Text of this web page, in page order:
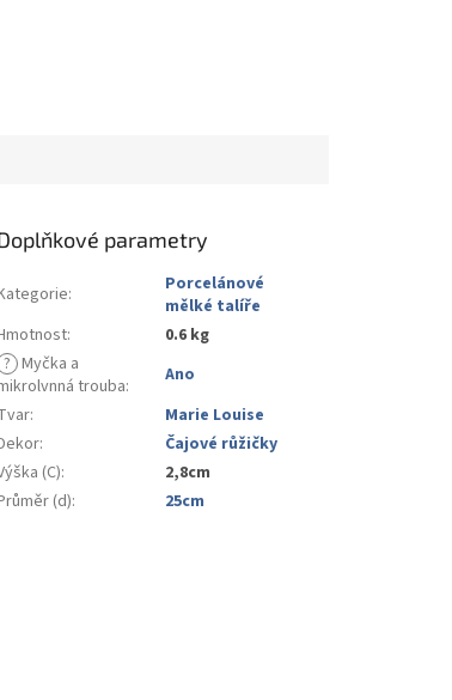
parametry
:
Porcelánové
mělké talíře
:
0.6 kg
? Myčka a
trouba:
Ano
:
Marie Louise
:
Čajové růžičky
(C):
2,8cm
(d): 25cm